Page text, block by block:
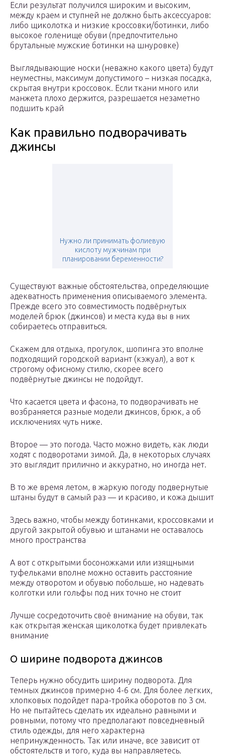
Если результат получился широким и высоким,
между краем и ступней не должно быть аксессуаров:
либо щиколотка и низкие кроссовки/ботинки, либо
высокое голенище обуви (предпочтительно
брутальные мужские ботинки на шнуровке)
Выглядывающие носки (неважно какого цвета) будут
неуместны, максимум допустимого – низкая посадка,
скрытая внутри кроссовок. Если ткани много или
манжета плохо держится, разрешается незаметно
подшить край
Как правильно подворачивать
джинсы
Нужно ли принимать фолиевую
кислоту мужчинам при
планировании беременности?
Существуют важные обстоятельства, определяющие
адекватность применения описываемого элемента.
Прежде всего это совместимость подвёрнутых
моделей брюк (джинсов) и места куда вы в них
собираетесь отправиться.
Скажем для отдыха, прогулок, шопинга это вполне
подходящий городской вариант (кэжуал), а вот к
строгому офисному стилю, скорее всего
подвёрнутые джинсы не подойдут.
Что касается цвета и фасона, то подворачивать не
возбраняется разные модели джинсов, брюк, а об
исключениях чуть ниже.
Второе — это погода. Часто можно видеть, как люди
ходят с подворотами зимой. Да, в некоторых случаях
это выглядит прилично и аккуратно, но иногда нет.
В то же время летом, в жаркую погоду подвернутые
штаны будут в самый раз — и красиво, и кожа дышит
Здесь важно, чтобы между ботинками, кроссовками и
другой закрытой обувью и штанами не оставалось
много пространства
А вот с открытыми босоножками или изящными
туфельками вполне можно оставить расстояние
между отворотом и обувью побольше, но надевать
колготки или гольфы под них точно не стоит
Лучше сосредоточить своё внимание на обуви, так
как открытая женская щиколотка будет привлекать
внимание
О ширине подворота джинсов
Теперь нужно обсудить ширину подворота. Для
темных джинсов примерно 4-6 см. Для более легких,
хлопковых подойдет пара-тройка оборотов по 3 см.
Но не пытайтесь сделать их идеально равными и
ровными, потому что предполагают повседневный
стиль одежды, для него характерна
непринужденность. Так или иначе, все зависит от
обстоятельств и того, куда вы направляетесь.